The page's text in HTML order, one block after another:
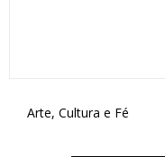
Arte, Cultura e Fé